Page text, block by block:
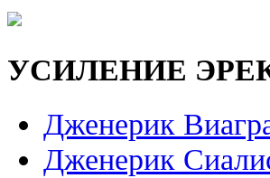
УСИЛЕНИЕ
Дженерик
Дженерик